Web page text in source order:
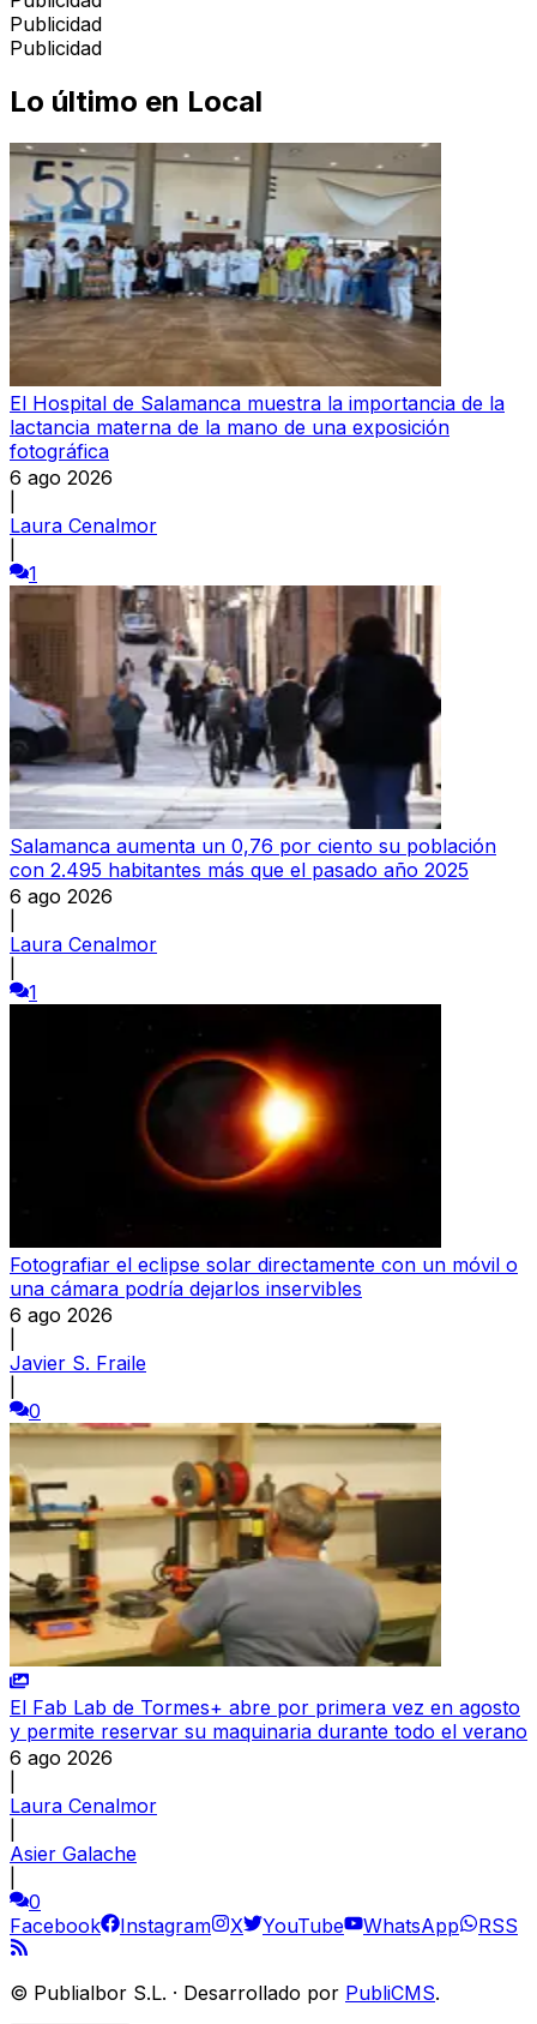
Publicidad
Publicidad
Lo último en Local
El Hospital de Salamanca muestra la importancia de la
lactancia materna de la mano de una exposición
fotográfica
6 ago 2026
Laura Cenalmor
1
Salamanca aumenta un 0,76 por ciento su población
con 2.495 habitantes más que el pasado año 2025
6 ago 2026
Laura Cenalmor
1
Fotografiar el eclipse solar directamente con un móvil o
una cámara podría dejarlos inservibles
6 ago 2026
Javier S. Fraile
0
El Fab Lab de Tormes+ abre por primera vez en agosto
y permite reservar su maquinaria durante todo el verano
6 ago 2026
Laura Cenalmor
Asier Galache
0
Facebook
Instagram X YouTube WhatsApp RSS
© Publialbor S.L. · Desarrollado por PubliCMS.